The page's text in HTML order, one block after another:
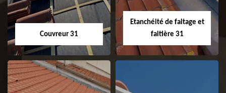
Couvreur 31
Etanchéité de faitage et
faitière 31